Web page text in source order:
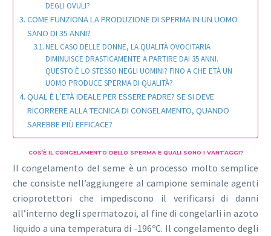
DEGLI OVULI?
COME FUNZIONA LA PRODUZIONE DI SPERMA IN UN UOMO
SANO DI 35 ANNI?
NEL CASO DELLE DONNE, LA QUALITÀ OVOCITARIA
DIMINUISCE DRASTICAMENTE A PARTIRE DAI 35 ANNI.
QUESTO È LO STESSO NEGLI UOMINI? FINO A CHE ETÀ UN
UOMO PRODUCE SPERMA DI QUALITÀ?
QUAL È L’ETÀ IDEALE PER ESSERE PADRE? SE SI DEVE
RICORRERE ALLA TECNICA DI CONGELAMENTO, QUANDO
SAREBBE PIÙ EFFICACE?
COS’È IL CONGELAMENTO DELLO SPERMA E QUALI SONO I VANTAGGI?
Il congelamento del seme è un processo molto semplice
che consiste nell’aggiungere al campione seminale agenti
crioprotettori che impediscono il verificarsi di danni
all’interno degli spermatozoi, al fine di congelarli in azoto
liquido a una temperatura di -196ºC. Il congelamento degli